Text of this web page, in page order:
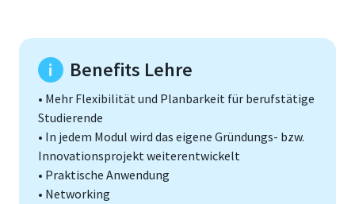
Benefits Lehre
• Mehr Flexibilität und Planbarkeit für berufstätige
Studierende
• In jedem Modul wird das eigene Gründungs- bzw.
Innovationsprojekt weiterentwickelt
• Praktische Anwendung
• Networking